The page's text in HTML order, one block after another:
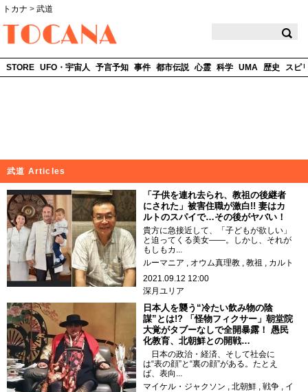
トカナ > 武道
STORE UFO・宇宙人 予言予知 事件 都市伝説 心霊 科学 UMA 歴史 スピ
武道 Articles
「子供を連れ去られ、教祖の後継者
にされた」被害住職が激白!! 妻はカ
ルトのスパイで…その後がヤバい！
貴方に急接近して、「子どもが欲しい」
と迫ってくる美女――。しかし、それが
もしもカ...
ルーマニア
オウム真理教 教祖
カルト
2021.09.12 12:00
深月ユリア
日本人を襲う“冷たい飲み物の陰
謀”とは!? 「怪物フィクサー」朝堂院
大覚がタブーなしで全開暴露！ 愚民
化教育、北朝鮮との開戦…
日本の政治・経済、そして社会に
は“表の顔”と“裏の顔”がある。たとえ
ば、表向...
マイケル・ジャクソン
北朝鮮 戦争
イ